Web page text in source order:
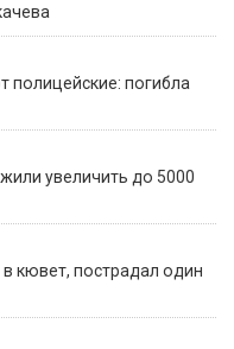
погибла
увеличить до 5000
кювет, пострадал один